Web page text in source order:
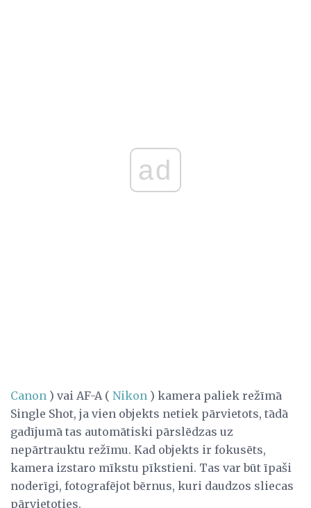
ad
Canon ) vai AF-A ( Nikon ) kamera paliek režīmā
Single Shot, ja vien objekts netiek pārvietots, tādā
gadījumā tas automātiski pārslēdzas uz
nepārtrauktu režīmu. Kad objekts ir fokusēts,
kamera izstaro mīkstu pīkstieni. Tas var būt īpaši
noderīgi, fotografējot bērnus, kuri daudzos sliecas
pārvietoties.